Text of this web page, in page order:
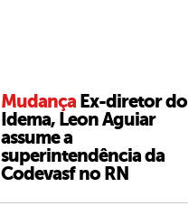
Mudança Ex-diretor do
Idema, Leon Aguiar
assume a
superintendência da
Codevasf no RN